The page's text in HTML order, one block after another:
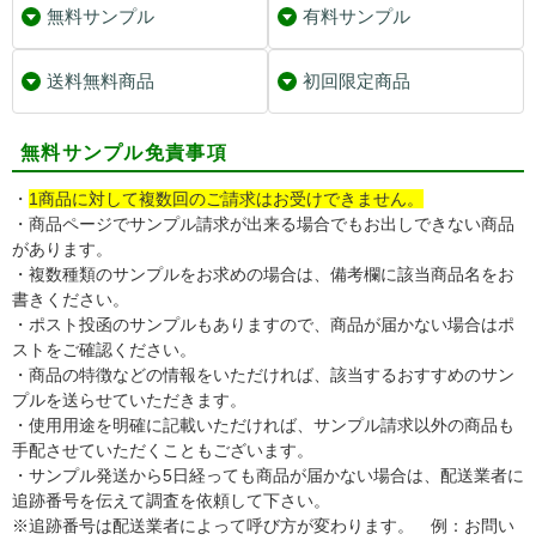
無料サンプル 有料サンプル
送料無料商品 初回限定商品
無料サンプル免責事項
・ 1商品に対して複数回のご請求はお受けできません。
・商品ページでサンプル請求が出来る場合でもお出しできない商品
があります。
・複数種類のサンプルをお求めの場合は、備考欄に該当商品名をお
書きください。
・ポスト投函のサンプルもありますので、商品が届かない場合はポ
ストをご確認ください。
・商品の特徴などの情報をいただければ、該当するおすすめのサン
プルを送らせていただきます。
・使用用途を明確に記載いただければ、サンプル請求以外の商品も
手配させていただくこともございます。
・サンプル発送から5日経っても商品が届かない場合は、配送業者に
追跡番号を伝えて調査を依頼して下さい。
※追跡番号は配送業者によって呼び方が変わります。 例：お問い